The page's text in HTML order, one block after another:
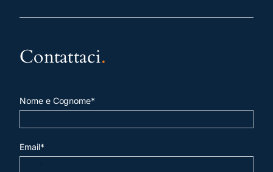
Contattaci.
Nome e Cognome*
Email*